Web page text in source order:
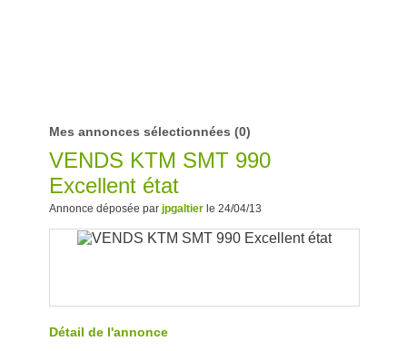
Mes annonces sélectionnées (0)
VENDS KTM SMT 990
Excellent état
Annonce déposée par jpgaltier le 24/04/13
Détail de l'annonce